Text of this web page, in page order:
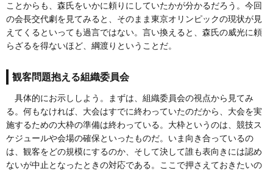
ことからも、森氏をいかに頼りにしていたかが分かるだろう。今回
の会長交代劇を見てみると、そのまま東京オリンピックの現状が見
えてくるといっても過言ではない。言い換えると、森氏の威光に頼
らざるを得ないほど、綱渡りということだ。
観客問題抱える組織委員会
具体的にお示ししよう。まずは、組織委員会の視点から見てみ
る。何もなければ、大会はすでに終わっていたのだから、大会を実
施するための大枠の準備は終わっている。大枠というのは、競技ス
ケジュールや会場の確保といったものだ。いま向き合っているの
は、観客をどの規模にするのか、そして決して誰も表向きには認め
ないが中止となったときの対応である。ここで押さえておきたいの